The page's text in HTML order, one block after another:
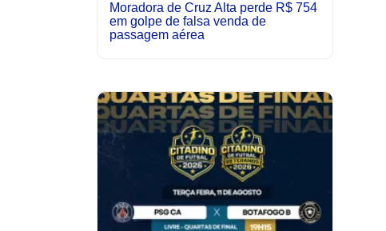
Moradora de Cruz Alta perde R$ 754
em golpe de falsa venda de
passagem aérea